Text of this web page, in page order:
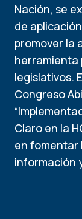
Nación, se
de
promover la
herramienta
legislativos.
Congreso
Claro en la
en fomentar
información